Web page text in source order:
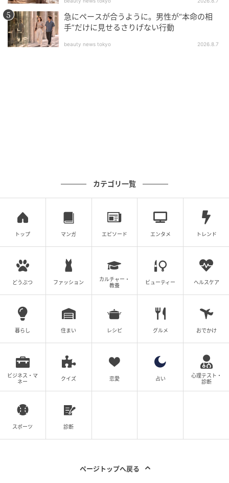
職場の人間関係に疲れて仕事を辞めた私。働かない生
活を覚えてしまったら、もう新しい職を探す気になれ
ませんでした。そして義両親との同居を受け入れ、5年
ほどが過ぎたのです。
※この漫画はママスタに寄せられた体験談やご意見を
元に作成しています。
元記事で読む
次の記事
【衛生観念ヤバ！義両親と同居】泣く娘の声
「ぺろっ」義父よ…今、何した？#4コマ母道
の記事をもっとみる
急にペースが合うように。男性が“本命の相
手”だけに見せるさりげない行動
beauty news tokyo 2026.8.7
カテゴリ一覧
トップ マンガ エピソード エンタメ トレンド
どうぶつ ファッション
カルチャー・
教養
ビューティー ヘルスケア
暮らし 住まい レシピ グルメ おでかけ
ビジネス・マ
ネー
クイズ 恋愛 占い
心理テスト・
診断
スポーツ 診断
ページトップへ戻る